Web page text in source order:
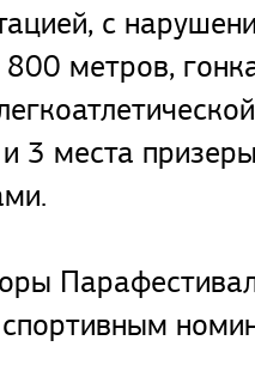
с
метров,
3 места